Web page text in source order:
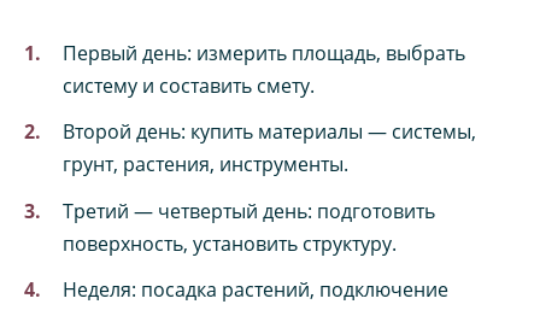
Первый день: измерить площадь, выбрать
систему и составить смету.
Второй день: купить материалы — системы,
грунт, растения, инструменты.
Третий — четвертый день: подготовить
поверхность, установить структуру.
Неделя: посадка растений, подключение